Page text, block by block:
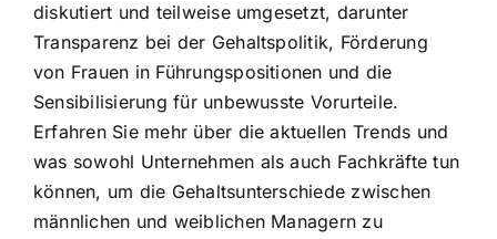
diskutiert und teilweise umgesetzt, darunter
Transparenz bei der Gehaltspolitik, Förderung
von Frauen in Führungspositionen und die
Sensibilisierung für unbewusste Vorurteile.
Erfahren Sie mehr über die aktuellen Trends und
was sowohl Unternehmen als auch Fachkräfte tun
können, um die Gehaltsunterschiede zwischen
männlichen und weiblichen Managern zu